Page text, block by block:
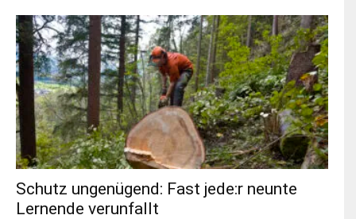
Schutz ungenügend: Fast jede:r neunte
Lernende verunfallt